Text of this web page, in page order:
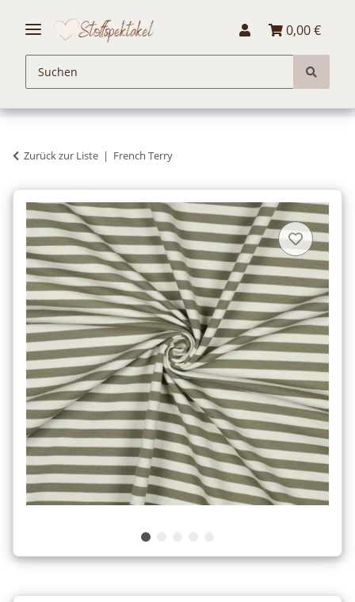
0,00 €
Zurück zur Liste French Terry